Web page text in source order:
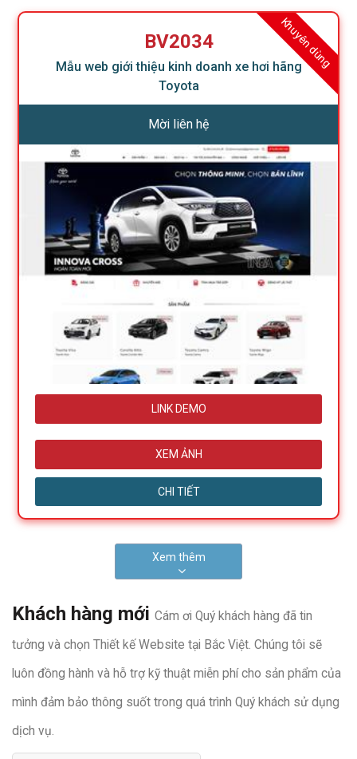
Khuyên dùng
BV2034
Mẫu web giới thiệu kinh doanh xe hơi hãng
Toyota
Mời liên hệ
LINK DEMO
XEM ẢNH
CHI TIẾT
Xem thêm
Khách hàng mới Cám ơi Quý khách hàng đã tin
tưởng và chọn Thiết kế Website tại Bắc Việt. Chúng tôi sẽ
luôn đồng hành và hỗ trợ kỹ thuật miễn phí cho sản phẩm của
mình đảm bảo thông suốt trong quá trình Quý khách sử dụng
dịch vụ.